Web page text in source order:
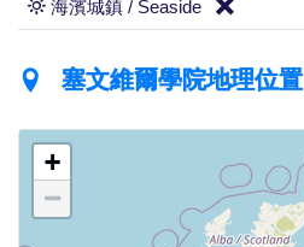
海濱城鎮 / Seaside
塞文維爾學院地理位置
+
−